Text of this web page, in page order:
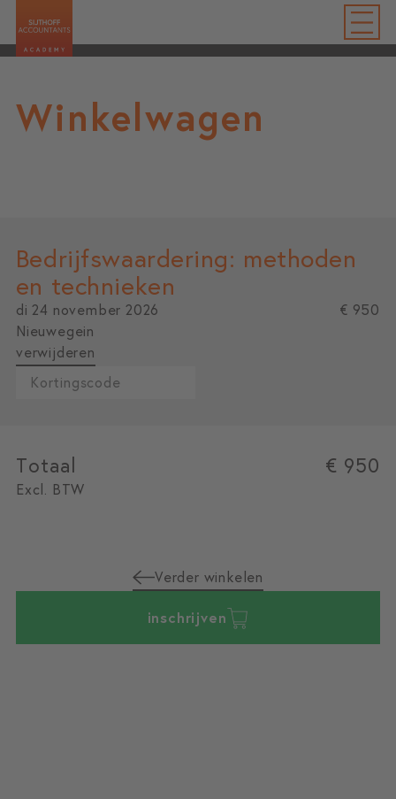
Winkelwagen
Bedrijfswaardering: methoden
en technieken
di 24 november 2026
Nieuwegein
€ 950
verwijderen
Totaal
Excl. BTW
€ 950
Verder winkelen
inschrijven